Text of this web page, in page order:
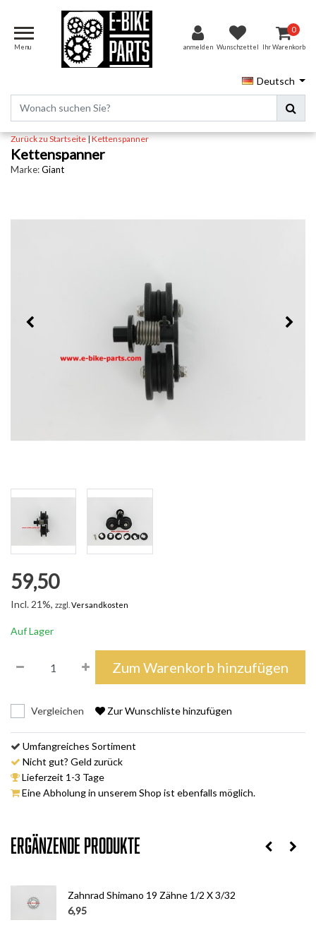
Menu anmelden Wunschzettel
0
Ihr Warenkorb
Deutsch
Zurück zu Startseite|Kettenspanner
Kettenspanner
Marke:Giant
59,50
Incl. 21%, zzgl. Versandkosten
Auf Lager
Zum Warenkorb hinzufügen
Vergleichen Zur Wunschliste hinzufügen
Umfangreiches Sortiment
Nicht gut? Geld zurück
Lieferzeit 1-3 Tage
Eine Abholung in unserem Shop ist ebenfalls möglich.
Ergänzende Produkte
Zahnrad Shimano 19 Zähne 1/2 X 3/32
6,95